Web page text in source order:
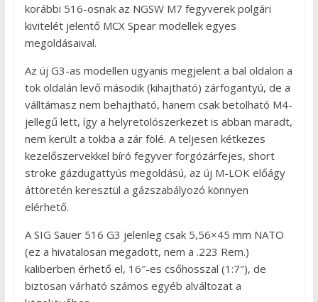
korábbi 516-osnak az NGSW M7 fegyverek polgári
kivitelét jelentő MCX Spear modellek egyes
megoldásaival.
Az új G3-as modellen ugyanis megjelent a bal oldalon a
tok oldalán levő második (kihajtható) zárfogantyú, de a
válltámasz nem behajtható, hanem csak betolható M4-
jellegű lett, így a helyretolószerkezet is abban maradt,
nem került a tokba a zár fölé. A teljesen kétkezes
kezelőszervekkel bíró fegyver forgózárfejes, short
stroke gázdugattyús megoldású, az új M-LOK előágy
áttöretén keresztül a gázszabályozó könnyen
elérhető.
A SIG Sauer 516 G3 jelenleg csak 5,56×45 mm NATO
(ez a hivatalosan megadott, nem a .223 Rem.)
kaliberben érhető el, 16″-es csőhosszal (1:7″), de
biztosan várható számos egyéb alváltozat a